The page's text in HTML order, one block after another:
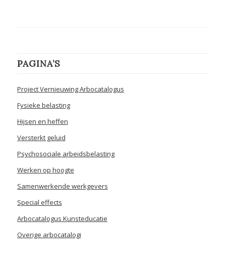
PAGINA’S
Project Vernieuwing Arbocatalogus
Fysieke belasting
Hijsen en heffen
Versterkt geluid
Psychosociale arbeidsbelasting
Werken op hoogte
Samenwerkende werkgevers
Special effects
Arbocatalogus Kunsteducatie
Overige arbocatalogi